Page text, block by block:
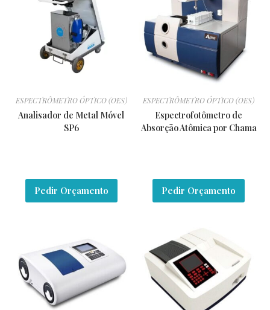
ESPECTRÔMETRO ÓPTICO (OES)
Analisador de Metal Móvel
SP6
ESPECTRÔMETRO ÓPTICO (OES)
Espectrofotômetro de
Absorção Atômica por Chama
Pedir Orçamento Pedir Orçamento